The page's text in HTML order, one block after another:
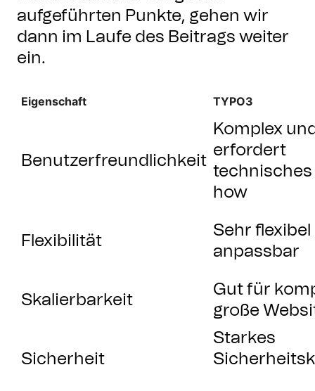
aufgeführten Punkte, gehen wir
dann im Laufe des Beitrags weiter
ein.
Eigenschaft TYPO3
Benutzerfreundlichkeit
Komplex
erfordert
technisches
how
Flexibilität
Sehr flexibel
anpassbar
Skalierbarkeit
Gut für
große
Sicherheit
Starkes